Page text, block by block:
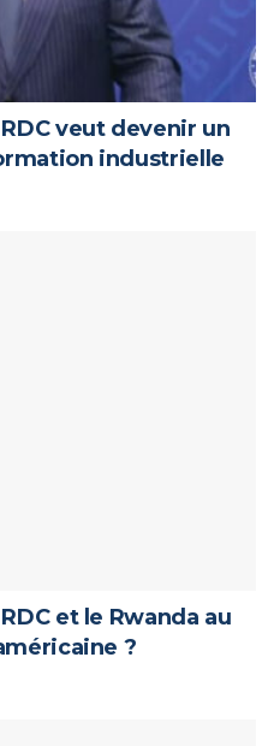
veut devenir un
industrielle
et le Rwanda au
?